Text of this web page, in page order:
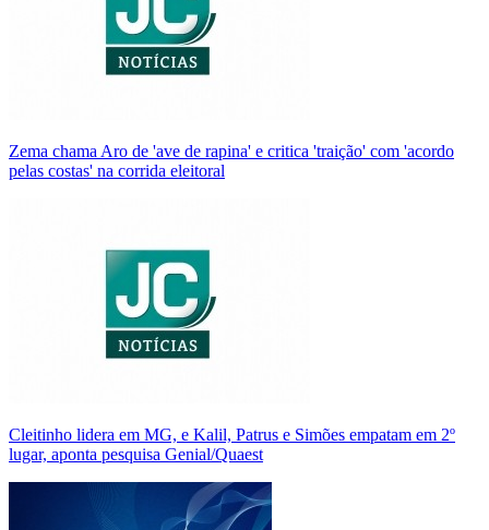
Zema chama Aro de 'ave de rapina' e critica 'traição' com 'acordo
pelas costas' na corrida eleitoral
Cleitinho lidera em MG, e Kalil, Patrus e Simões empatam em 2º
lugar, aponta pesquisa Genial/Quaest